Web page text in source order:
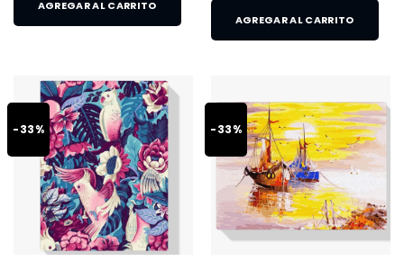
AGREGAR AL CARRITO
AGREGAR AL CARRITO
-33% -33%